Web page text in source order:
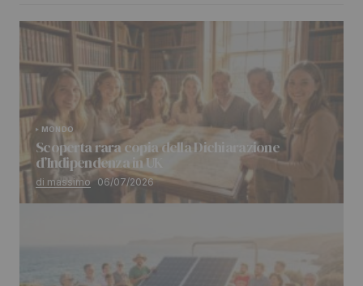
MONDO
Scoperta rara copia della Dichiarazione
d’Indipendenza in UK
di massimo 06/07/2026